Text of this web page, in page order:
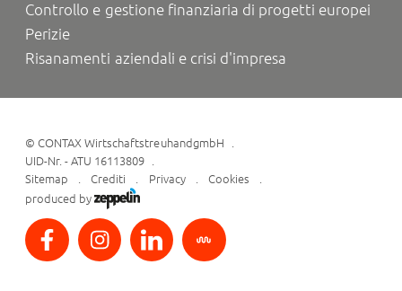
Controllo e gestione finanziaria di progetti europei
Perizie
Risanamenti aziendali e crisi d'impresa
©CONTAX WirtschaftstreuhandgmbH
UID-Nr. - ATU 16113809
Sitemap
Crediti Privacy
Cookies
produced by